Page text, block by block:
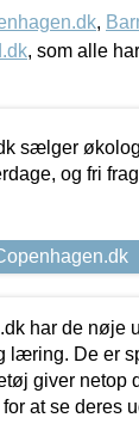
,
, som alle
sælger
og fri
har de nøje
læring. De er
giver netop
at se deres